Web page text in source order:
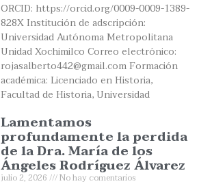
ORCID: https://orcid.org/0009-0009-1389-
828X Institución de adscripción:
Universidad Autónoma Metropolitana
Unidad Xochimilco Correo electrónico:
rojasalberto442@gmail.com Formación
académica: Licenciado en Historia,
Facultad de Historia, Universidad
Lamentamos
profundamente la perdida
de la Dra. María de los
Ángeles Rodríguez Álvarez
julio 2, 2026 No hay comentarios